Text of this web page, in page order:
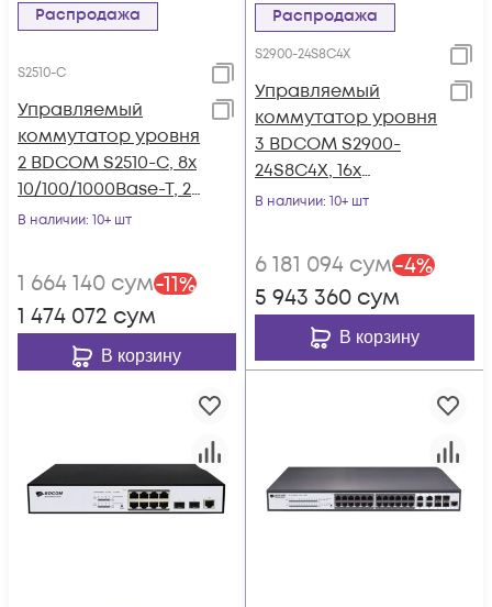
Распродажа
S2510-C
Управляемый
коммутатор уровня
2 BDCOM S2510-C, 8x
10/100/1000Base-T, 2x
100/1000BASE-X
В наличии: 10+ шт
1 664 140 сум-11%
1 474 072 сум
В корзину
Распродажа
S2900-24S8C4X
Управляемый
коммутатор уровня
3 BDCOM S2900-
24S8C4X, 16x
100/1000BaseX SFP,
10/100/1000BaseT /
100/1000BaseX SFP,
4x 1/10GE SFP+,
220VAC
В наличии: 10+ шт
6 181 094 сум-4%
5 943 360 сум
В корзину